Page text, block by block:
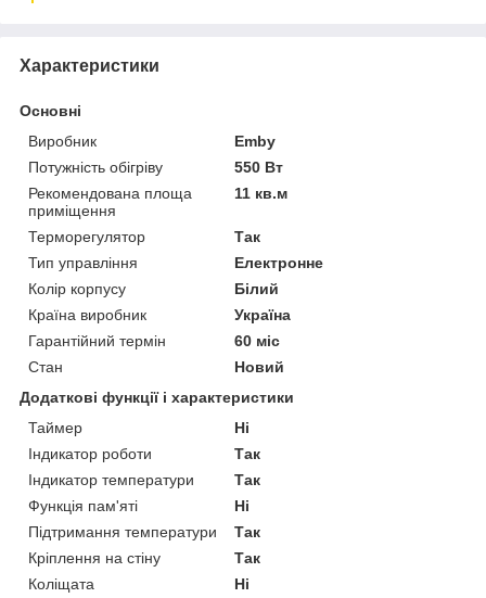
Характеристики
Основні
Виробник
Emby
Потужність обігріву
550 Вт
Рекомендована площа
приміщення
11 кв.м
Терморегулятор
Так
Тип управління
Електронне
Колір корпусу
Білий
Країна виробник
Україна
Гарантійний термін
60 міс
Стан
Новий
Додаткові функції і характеристики
Таймер
Ні
Індикатор роботи
Так
Індикатор температури
Так
Функція пам'яті
Ні
Підтримання температури
Так
Кріплення на стіну
Так
Коліщата
Ні